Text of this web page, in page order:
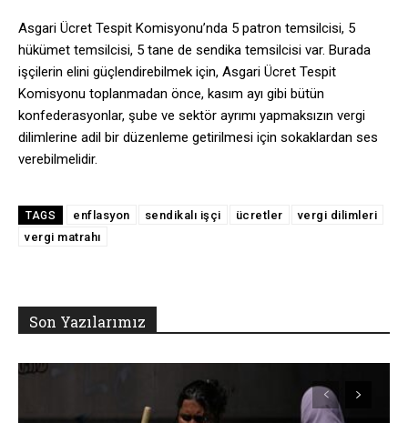
Asgari Ücret Tespit Komisyonu’nda 5 patron temsilcisi, 5
hükümet temsilcisi, 5 tane de sendika temsilcisi var. Burada
işçilerin elini güçlendirebilmek için, Asgari Ücret Tespit
Komisyonu toplanmadan önce, kasım ayı gibi bütün
konfederasyonlar, şube ve sektör ayrımı yapmaksızın vergi
dilimlerine adil bir düzenleme getirilmesi için sokaklardan ses
verebilmelidir.
TAGS enflasyon sendikalı işçi ücretler
vergi dilimleri
vergi matrahı
Son Yazılarımız